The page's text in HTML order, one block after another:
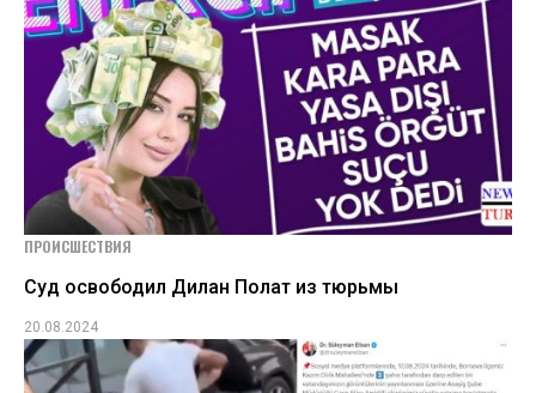
ПРОИСШЕСТВИЯ
Суд освободил Дилан Полат из тюрьмы
20.08.2024